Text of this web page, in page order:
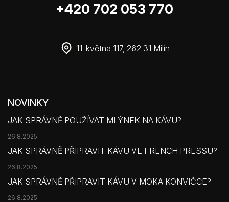
+420 702 053 770
11. května 117, 262 31 Milín
NOVINKY
JAK SPRÁVNĚ POUŽÍVAT MLÝNEK NA KÁVU?
26.8.2025
JAK SPRÁVNĚ PŘIPRAVIT KÁVU VE FRENCH PRESSU?
26.8.2025
JAK SPRÁVNĚ PŘIPRAVIT KÁVU V MOKA KONVIČCE?
26.8.2025